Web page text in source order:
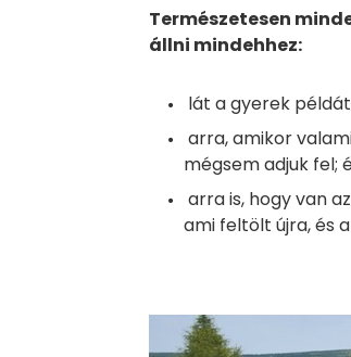
Természetesen
állni mindehhez:
lát a gyerek
arra, amikor
mégsem adjuk fel;
arra is, hogy van
ami feltölt újra, és